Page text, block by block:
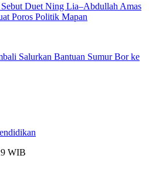
Duet Ning Lia–Abdullah Amas
Poros Politik Mapan
Salurkan Bantuan Sumur Bor ke
WIB